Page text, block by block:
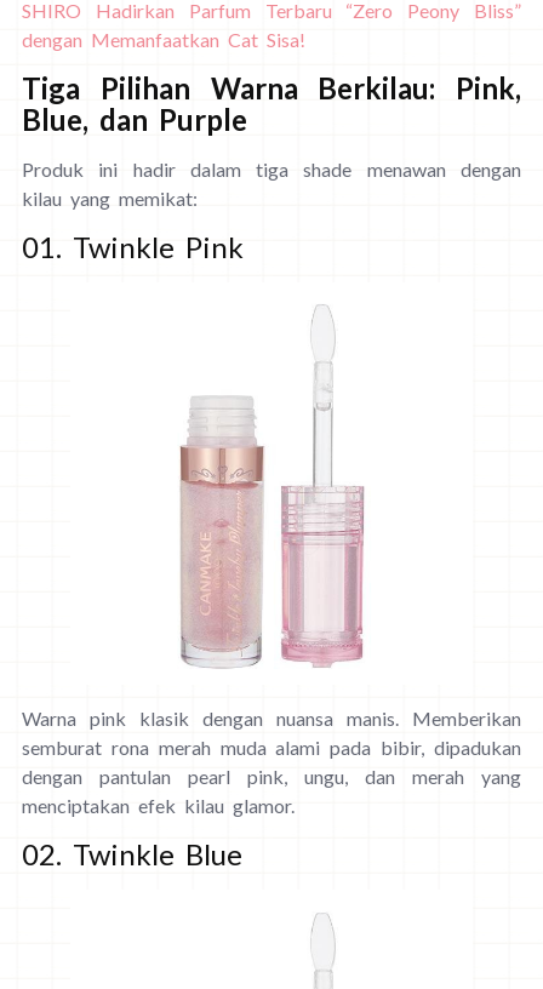
SHIRO Hadirkan Parfum Terbaru “Zero Peony Bliss”
dengan Memanfaatkan Cat Sisa!
Tiga Pilihan Warna Berkilau: Pink,
Blue, dan Purple
Produk ini hadir dalam tiga shade menawan dengan
kilau yang memikat:
01. Twinkle Pink
Warna pink klasik dengan nuansa manis. Memberikan
semburat rona merah muda alami pada bibir, dipadukan
dengan pantulan pearl pink, ungu, dan merah yang
menciptakan efek kilau glamor.
02. Twinkle Blue